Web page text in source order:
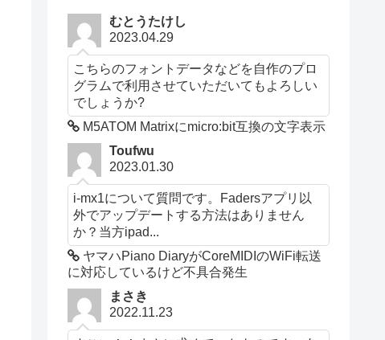
むとうたけし
2023.04.29
こちらのフォントデータなどを自作のプロ
グラムで利用させていただいてもよろしい
でしょうか?
M5ATOM Matrixにmicro:bit互換の文字表示
Toufwu
2023.01.30
i-mx1について質問です。Fadersアプリ以
外でアップデートする方法はありません
か？当方ipad...
ヤマハPiano DiaryがCoreMIDIのWiFi転送
に対応しているけど不具合発生
まさき
2022.11.23